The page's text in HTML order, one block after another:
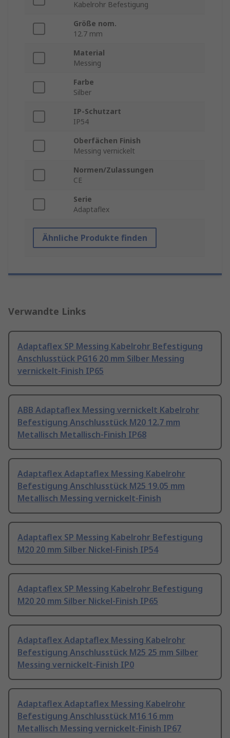
Kabelrohr Befestigung
Größe nom.
12.7 mm
Material
Messing
Farbe
Silber
IP-Schutzart
IP54
Oberfächen Finish
Messing vernickelt
Normen/Zulassungen
CE
Serie
Adaptaflex
Ähnliche Produkte finden
Verwandte Links
Adaptaflex SP Messing Kabelrohr Befestigung
Anschlusstück PG16 20 mm Silber Messing
vernickelt-Finish IP65
ABB Adaptaflex Messing vernickelt Kabelrohr
Befestigung Anschlusstück M20 12.7 mm
Metallisch Metallisch-Finish IP68
Adaptaflex Adaptaflex Messing Kabelrohr
Befestigung Anschlusstück M25 19.05 mm
Metallisch Messing vernickelt-Finish
Adaptaflex SP Messing Kabelrohr Befestigung
M20 20 mm Silber Nickel-Finish IP54
Adaptaflex SP Messing Kabelrohr Befestigung
M20 20 mm Silber Nickel-Finish IP65
Adaptaflex Adaptaflex Messing Kabelrohr
Befestigung Anschlusstück M25 25 mm Silber
Messing vernickelt-Finish IP0
Adaptaflex Adaptaflex Messing Kabelrohr
Befestigung Anschlusstück M16 16 mm
Metallisch Messing vernickelt-Finish IP67